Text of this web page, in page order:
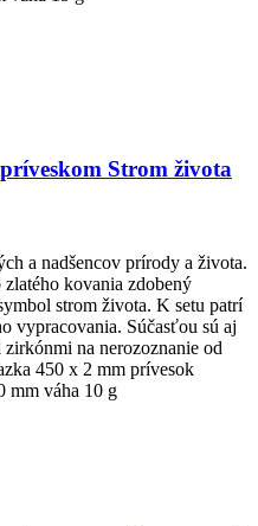
Strom života
a nadšencov prírody a života.
kovania zdobený
strom života. K setu patrí
vypracovania. Súčasťou sú aj
na nerozoznanie od
450 x 2 mm prívesok
mm váha 10 g